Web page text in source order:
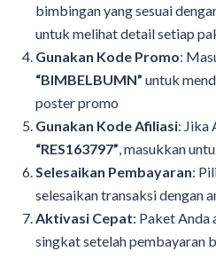
bimbingan yang sesuai
untuk melihat detail setiap
Gunakan Kode Promo:
“BIMBELBUMN” untuk
poster promo
Gunakan Kode Afiliasi: Jika
“RES163797”, masukkan
Selesaikan Pembayaran:
selesaikan transaksi dengan
Aktivasi Cepat: Paket
singkat setelah pembayaran